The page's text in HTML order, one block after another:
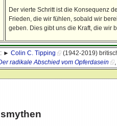
Der vierte Schritt ist die Konsequenz
Frieden, die wir fühlen, sobald wir
geben. Dies gibt uns die Kraft, die wir
: ►Colin C. Tipping
(1942-2019)
radikale Abschied vom Opferdasein